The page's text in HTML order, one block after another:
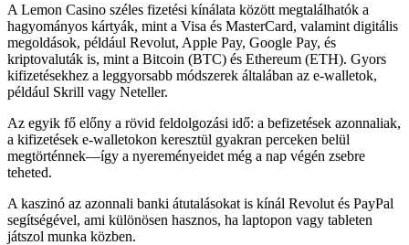
A Lemon Casino széles fizetési kínálata között megtalálhatók a
hagyományos kártyák, mint a Visa és MasterCard, valamint digitális
megoldások, például Revolut, Apple Pay, Google Pay, és
kriptovaluták is, mint a Bitcoin (BTC) és Ethereum (ETH). Gyors
kifizetésekhez a leggyorsabb módszerek általában az e-walletok,
például Skrill vagy Neteller.
Az egyik fő előny a rövid feldolgozási idő: a befizetések azonnaliak,
a kifizetések e-walletokon keresztül gyakran perceken belül
megtörténnek—így a nyereményeidet még a nap végén zsebre
teheted.
A kaszinó az azonnali banki átutalásokat is kínál Revolut és PayPal
segítségével, ami különösen hasznos, ha laptopon vagy tableten
játszol munka közben.